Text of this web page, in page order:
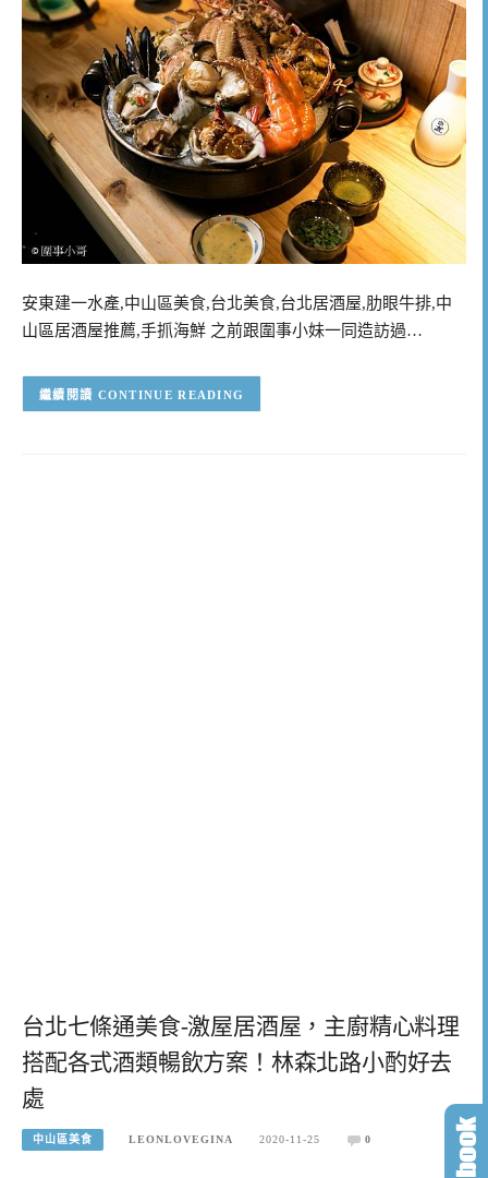
安東建一水產,中山區美食,台北美食,台北居酒屋,肋眼牛排,中
山區居酒屋推薦,手抓海鮮 之前跟圍事小妹一同造訪過…
CONTINUE READING
台北七條通美食-激屋居酒屋，主廚精心料理
搭配各式酒類暢飲方案！林森北路小酌好去
處
中山區美食 LEONLOVEGINA 2020-11-25 0